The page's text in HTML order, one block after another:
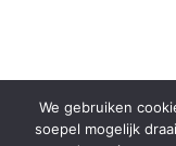
We gebruiken
soepel mogelijk